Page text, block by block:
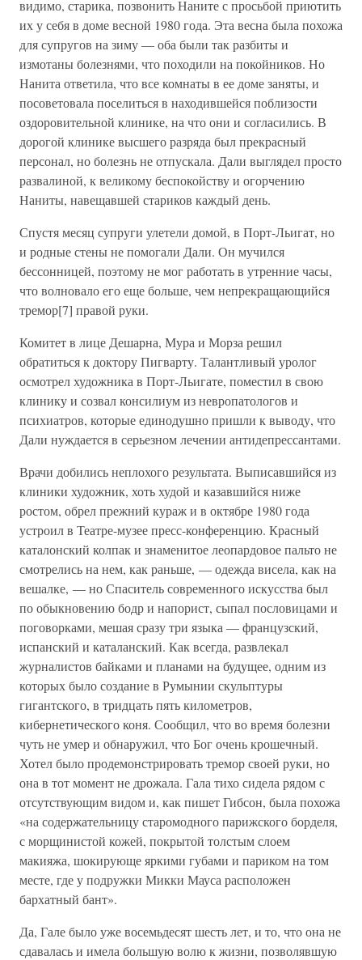
видимо, старика, позвонить Наните с просьбой приютить
их у себя в доме весной 1980 года. Эта весна была похожа
для супругов на зиму — оба были так разбиты и
измотаны болезнями, что походили на покойников. Но
Нанита ответила, что все комнаты в ее доме заняты, и
посоветовала поселиться в находившейся поблизости
оздоровительной клинике, на что они и согласились. В
дорогой клинике высшего разряда был прекрасный
персонал, но болезнь не отпускала. Дали выглядел просто
развалиной, к великому беспокойству и огорчению
Наниты, навещавшей стариков каждый день.
Спустя месяц супруги улетели домой, в Порт-Льигат, но
и родные стены не помогали Дали. Он мучился
бессонницей, поэтому не мог работать в утренние часы,
что волновало его еще больше, чем непрекращающийся
тремор[7] правой руки.
Комитет в лице Дешарна, Мура и Морза решил
обратиться к доктору Пигварту. Талантливый уролог
осмотрел художника в Порт-Льигате, поместил в свою
клинику и созвал консилиум из невропатологов и
психиатров, которые единодушно пришли к выводу, что
Дали нуждается в серьезном лечении антидепрессантами.
Врачи добились неплохого результата. Выписавшийся из
клиники художник, хоть худой и казавшийся ниже
ростом, обрел прежний кураж и в октябре 1980 года
устроил в Театре-музее пресс-конференцию. Красный
каталонский колпак и знаменитое леопардовое пальто не
смотрелись на нем, как раньше, — одежда висела, как на
вешалке, — но Спаситель современного искусства был
по обыкновению бодр и напорист, сыпал пословицами и
поговорками, мешая сразу три языка — французский,
испанский и каталанский. Как всегда, развлекал
журналистов байками и планами на будущее, одним из
которых было создание в Румынии скульптуры
гигантского, в тридцать пять километров,
кибернетического коня. Сообщил, что во время болезни
чуть не умер и обнаружил, что Бог очень крошечный.
Хотел было продемонстрировать тремор своей руки, но
она в тот момент не дрожала. Гала тихо сидела рядом с
отсутствующим видом и, как пишет Гибсон, была похожа
«на содержательницу старомодного парижского борделя,
с морщинистой кожей, покрытой толстым слоем
макияжа, шокирующе яркими губами и париком на том
месте, где у подружки Микки Мауса расположен
бархатный бант».
Да, Гале было уже восемьдесят шесть лет, и то, что она не
сдавалась и имела большую волю к жизни, позволявшую